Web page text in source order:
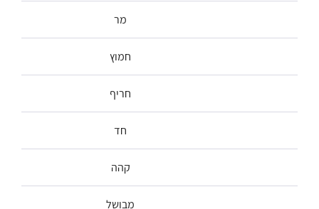
מר
חמוץ
חריף
חד
קהה
מבושל